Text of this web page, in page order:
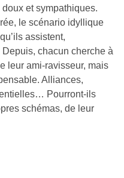
doux et sympathiques.
le scénario idyllique
assistent,
chacun cherche à
leur ami-ravisseur, mais
Alliances,
Pourront-ils
schémas, de leur